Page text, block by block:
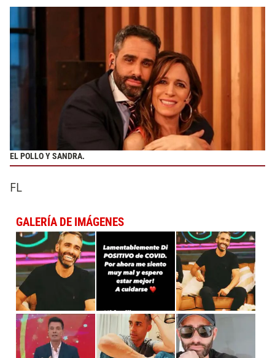
EL POLLO Y SANDRA.
FL
GALERÍA DE IMÁGENES